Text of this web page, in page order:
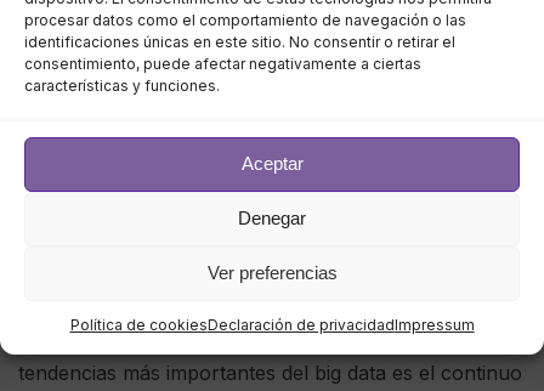
procesar datos como el comportamiento de navegación o las
identificaciones únicas en este sitio. No consentir o retirar el
consentimiento, puede afectar negativamente a ciertas
características y funciones.
Aceptar
Denegar
Ver preferencias
Política de cookiesDeclaración de privacidadImpressum
pondría en peligro su capacidad para retener a los
clientes.
Más adopción de la nube
las organizaciones porque les permite
resolver problemas de seguridad
. Una de las
tendencias más importantes del big data es el continuo